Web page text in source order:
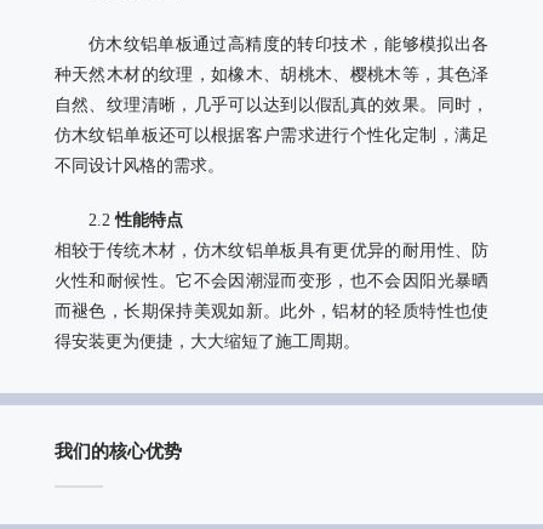
仿木纹铝单板通过高精度的转印技术，能够模拟出各
种天然木材的纹理，如橡木、胡桃木、樱桃木等，其色泽
自然、纹理清晰，几乎可以达到以假乱真的效果。同时，
仿木纹铝单板还可以根据客户需求进行个性化定制，满足
不同设计风格的需求。
2.2性能特点
相较于传统木材，仿木纹铝单板具有更优异的耐用性、防
火性和耐候性。它不会因潮湿而变形，也不会因阳光暴晒
而褪色，长期保持美观如新。此外，铝材的轻质特性也使
得安装更为便捷，大大缩短了施工周期。
我们的核心优势